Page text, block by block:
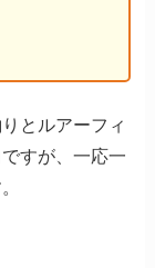
とルアーフィ
すが、一応一